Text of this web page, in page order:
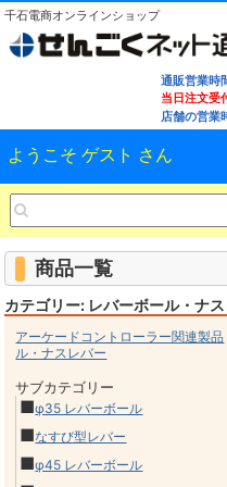
千石電商オンラインショップ
通販営業時
当日注文受
店舗の営業
ようこそ ゲスト さん
商品一覧
カテゴリー: レバーボール・ナ
アーケードコントローラー関連製品
ル・ナスレバー
サブカテゴリー
■φ35 レバーボール
■なすび型レバー
■φ45 レバーボール